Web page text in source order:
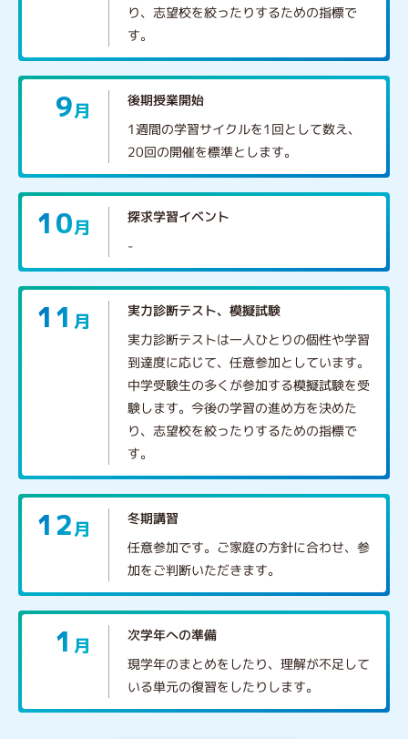
り、志望校を絞ったりするための指標で
す。
9月 後期授業開始
1週間の学習サイクルを1回として数え、
20回の開催を標準とします。
10月 探求学習イベント
-
11 月 実力診断テスト、模擬試験
実力診断テストは一人ひとりの個性や学習
到達度に応じて、任意参加としています。
中学受験生の多くが参加する模擬試験を受
験します。今後の学習の進め方を決めた
り、志望校を絞ったりするための指標で
す。
12月 冬期講習
任意参加です。ご家庭の方針に合わせ、参
加をご判断いただきます。
1 月 次学年への準備
現学年のまとめをしたり、理解が不足して
いる単元の復習をしたりします。